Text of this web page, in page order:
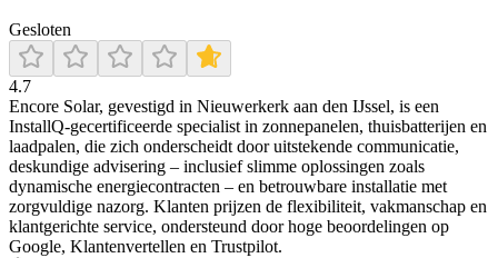
Gesloten
4.7
Encore Solar, gevestigd in Nieuwerkerk aan den IJssel, is een
InstallQ-gecertificeerde specialist in zonnepanelen, thuisbatterijen en
laadpalen, die zich onderscheidt door uitstekende communicatie,
deskundige advisering – inclusief slimme oplossingen zoals
dynamische energiecontracten – en betrouwbare installatie met
zorgvuldige nazorg. Klanten prijzen de flexibiliteit, vakmanschap en
klantgerichte service, ondersteund door hoge beoordelingen op
Google, Klantenvertellen en Trustpilot.